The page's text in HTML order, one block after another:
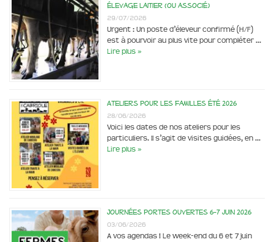
élevage laitier (ou associé)
29/07/2026
Urgent : Un poste d’éleveur confirmé (H/F)
est à pourvoir au plus vite pour compléter …
Lire plus »
Ateliers pour les familles été 2026
28/06/2026
Voici les dates de nos ateliers pour les
particuliers. Il s’agit de visites guidées, en …
Lire plus »
Journées portes ouvertes 6-7 juin 2026
03/06/2026
A vos agendas ! Le week-end du 6 et 7 juin